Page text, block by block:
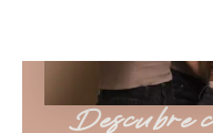
Descubre